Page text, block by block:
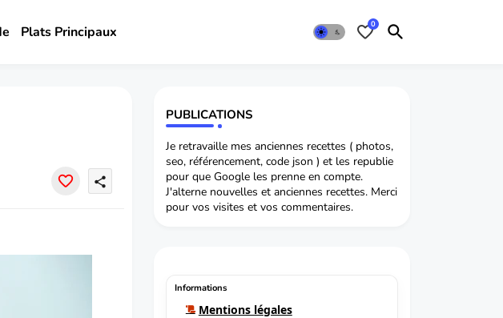
Plats Principaux 0
share
PUBLICATIONS
Je retravaille mes anciennes recettes ( photos,
seo, référencement, code json ) et les republie
pour que Google les prenne en compte.
J'alterne nouvelles et anciennes recettes. Merci
pour vos visites et vos commentaires.
Informations
Mentions légales